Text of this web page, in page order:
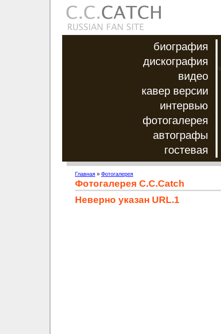
биография
дискография
видео
кавер версии
интервью
фотогалерея
автографы
гостевая
Главная » Фотогалерея
Фотогалерея C.C.Catch
Неверно указан URL.1